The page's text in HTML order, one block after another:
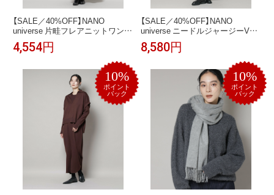
【SALE／40%OFF】NANO
universe 片畦フレアニットワンピ
ース ナノユニバース ワンピー
ス・ドレス ワンピース グレー ワ
インレッド ネイビー【送料無料】
4,554円
【SALE／40%OFF】NANO
universe ニードルジャージーVネ
ックワンピース ナノユニバース
ワンピース・ドレス ワンピース
ベージュ グレー ブラウン【送料無
料】
8,580円
10%
ポイント
バック
10%
ポイント
バック